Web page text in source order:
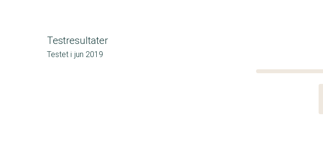
Testresultater
Testet i jun 2019